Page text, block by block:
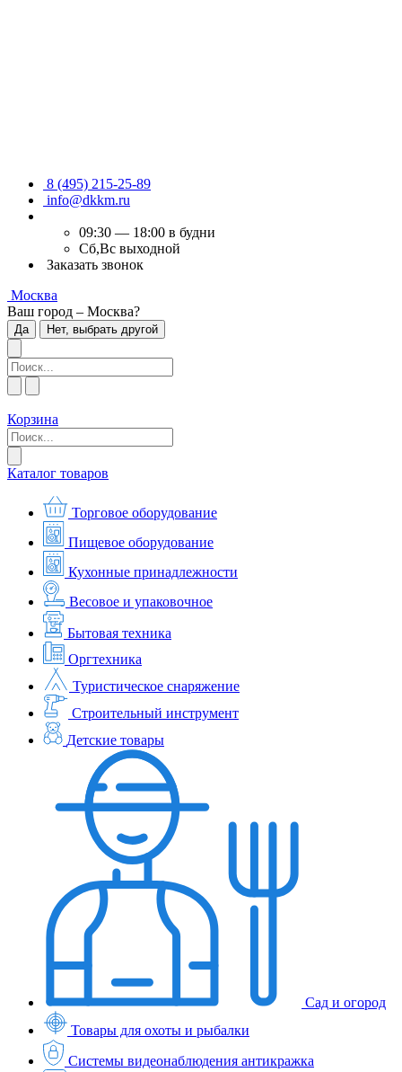
8 (495) 215-25-89
info@dkkm.ru
09:30 — 18:00 в будни
Сб,Вс выходной
Заказать звонок
Москва
Ваш город – Москва?
Да Нет, выбрать другой
Корзина
Каталог товаров
Торговое оборудование
Пищевое оборудование
Кухонные принадлежности
Весовое и упаковочное
Бытовая техника
Оргтехника
Туристическое снаряжение
Строительный инструмент
Детские товары
Сад и огород
Товары для охоты и рыбалки
Системы видеонаблюдения антикражка